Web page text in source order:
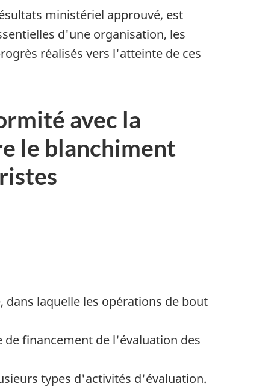
ministériel approuvé, est
d'une organisation, les
réalisés vers l'atteinte de ces
avec la
le blanchiment
dans laquelle les opérations de bout
financement de l'évaluation des
types d'activités d'évaluation.